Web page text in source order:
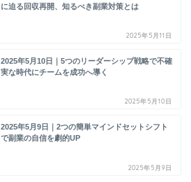
に迫る回収再開、知るべき副業対策とは
2025年5月11日
2025年5月10日｜5つのリーダーシップ戦略で不確
実な時代にチームを成功へ導く
2025年5月10日
2025年5月9日｜2つの簡単マインドセットシフト
で副業の自信を劇的UP
2025年5月9日